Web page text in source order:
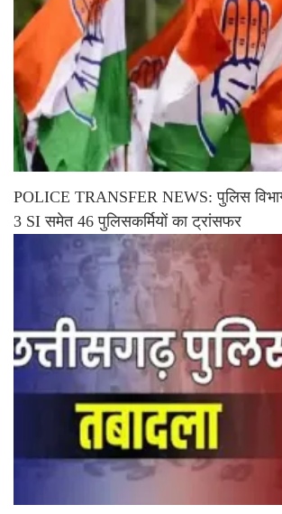
POLICE TRANSFER NEWS: पुलिस
3 SI समेत 46 पुलिसकर्मियों का ट्रांसफर